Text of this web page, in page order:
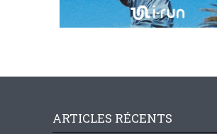
ARTICLES RÉCENTS